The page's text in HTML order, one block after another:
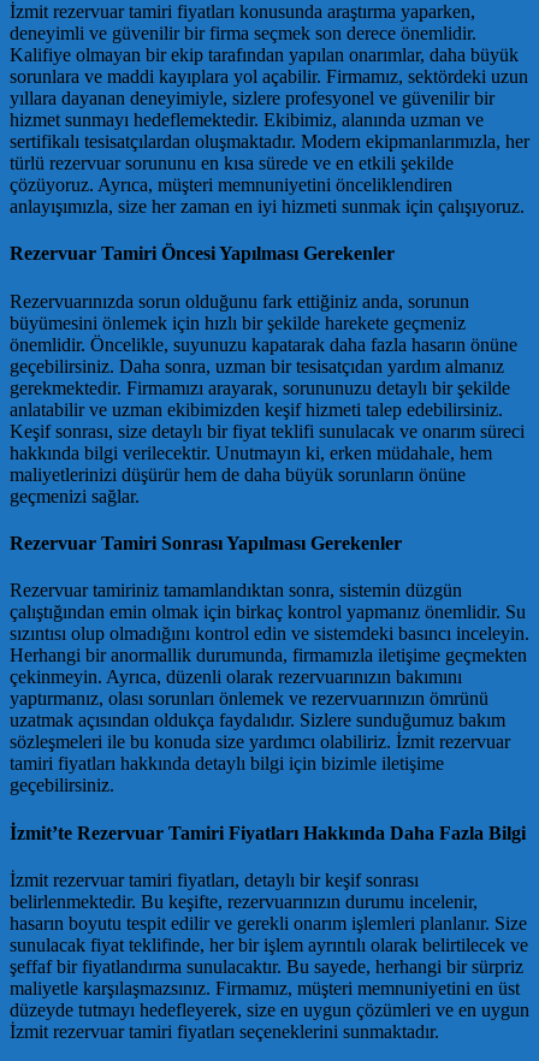
İzmit rezervuar tamiri fiyatları konusunda araştırma yaparken,
deneyimli ve güvenilir bir firma seçmek son derece önemlidir.
Kalifiye olmayan bir ekip tarafından yapılan onarımlar, daha büyük
sorunlara ve maddi kayıplara yol açabilir. Firmamız, sektördeki uzun
yıllara dayanan deneyimiyle, sizlere profesyonel ve güvenilir bir
hizmet sunmayı hedeflemektedir. Ekibimiz, alanında uzman ve
sertifikalı tesisatçılardan oluşmaktadır. Modern ekipmanlarımızla, her
türlü rezervuar sorununu en kısa sürede ve en etkili şekilde
çözüyoruz. Ayrıca, müşteri memnuniyetini önceliklendiren
anlayışımızla, size her zaman en iyi hizmeti sunmak için çalışıyoruz.
Rezervuar Tamiri Öncesi Yapılması Gerekenler
Rezervuarınızda sorun olduğunu fark ettiğiniz anda, sorunun
büyümesini önlemek için hızlı bir şekilde harekete geçmeniz
önemlidir. Öncelikle, suyunuzu kapatarak daha fazla hasarın önüne
geçebilirsiniz. Daha sonra, uzman bir tesisatçıdan yardım almanız
gerekmektedir. Firmamızı arayarak, sorununuzu detaylı bir şekilde
anlatabilir ve uzman ekibimizden keşif hizmeti talep edebilirsiniz.
Keşif sonrası, size detaylı bir fiyat teklifi sunulacak ve onarım süreci
hakkında bilgi verilecektir. Unutmayın ki, erken müdahale, hem
maliyetlerinizi düşürür hem de daha büyük sorunların önüne
geçmenizi sağlar.
Rezervuar Tamiri Sonrası Yapılması Gerekenler
Rezervuar tamiriniz tamamlandıktan sonra, sistemin düzgün
çalıştığından emin olmak için birkaç kontrol yapmanız önemlidir. Su
sızıntısı olup olmadığını kontrol edin ve sistemdeki basıncı inceleyin.
Herhangi bir anormallik durumunda, firmamızla iletişime geçmekten
çekinmeyin. Ayrıca, düzenli olarak rezervuarınızın bakımını
yaptırmanız, olası sorunları önlemek ve rezervuarınızın ömrünü
uzatmak açısından oldukça faydalıdır. Sizlere sunduğumuz bakım
sözleşmeleri ile bu konuda size yardımcı olabiliriz. İzmit rezervuar
tamiri fiyatları hakkında detaylı bilgi için bizimle iletişime
geçebilirsiniz.
İzmit’te Rezervuar Tamiri Fiyatları Hakkında Daha Fazla Bilgi
İzmit rezervuar tamiri fiyatları, detaylı bir keşif sonrası
belirlenmektedir. Bu keşifte, rezervuarınızın durumu incelenir,
hasarın boyutu tespit edilir ve gerekli onarım işlemleri planlanır. Size
sunulacak fiyat teklifinde, her bir işlem ayrıntılı olarak belirtilecek ve
şeffaf bir fiyatlandırma sunulacaktır. Bu sayede, herhangi bir sürpriz
maliyetle karşılaşmazsınız. Firmamız, müşteri memnuniyetini en üst
düzeyde tutmayı hedefleyerek, size en uygun çözümleri ve en uygun
İzmit rezervuar tamiri fiyatları seçeneklerini sunmaktadır.